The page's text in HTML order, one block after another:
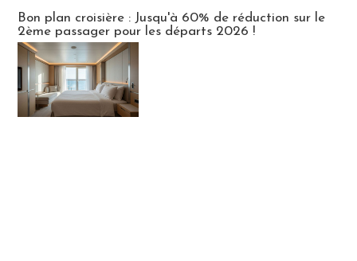
Bon plan croisière : Jusqu'à 60% de réduction sur le
2ème passager pour les départs 2026 !